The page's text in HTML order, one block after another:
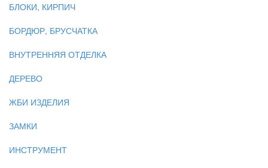
БЛОКИ, КИРПИЧ
БОРДЮР, БРУСЧАТКА
ВНУТРЕННЯЯ ОТДЕЛКА
ДЕРЕВО
ЖБИ ИЗДЕЛИЯ
ЗАМКИ
ИНСТРУМЕНТ